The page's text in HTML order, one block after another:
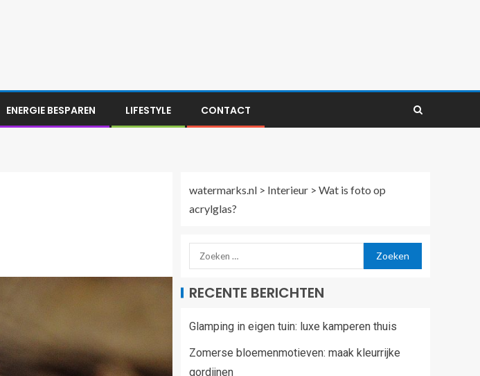
ENERGIE BESPAREN LIFESTYLE CONTACT
watermarks.nl > Interieur > Wat is foto op
acrylglas?
RECENTE BERICHTEN
Glamping in eigen tuin: luxe kamperen thuis
Zomerse bloemenmotieven: maak kleurrijke
gordijnen